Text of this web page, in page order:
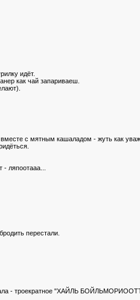
идёт.
как чай запариваеш.
с мятным кашаладом - жуть как
ляпоотааа...
перестали.
- троекратное "ХАЙЛЬ